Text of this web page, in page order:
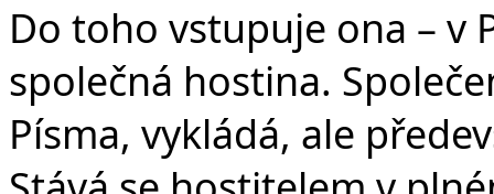
Do toho vstupuje ona – v
společná hostina.
Písma, vykládá, ale